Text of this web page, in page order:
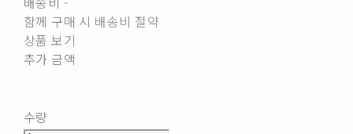
함께 구매 시 배송비 절약
상품 보기
추가 금액
수량